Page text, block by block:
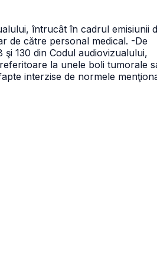
întrucât în cadrul emisiunii
de către personal medical. -De
şi 130 din Codul audiovizualului,
la unele boli tumorale
interzise de normele